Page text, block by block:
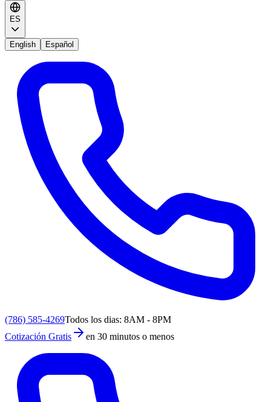
ES
English Español
(786) 585-4269Todos los dias: 8AM - 8PM
Cotización Gratis
en 30 minutos o menos